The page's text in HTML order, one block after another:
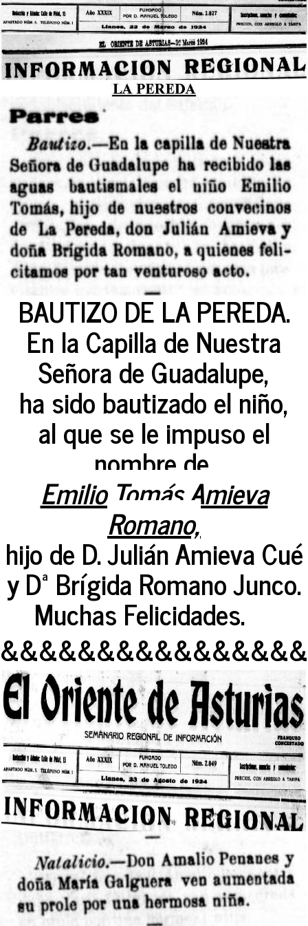
BAUTIZO DE LA PEREDA.
En la Capilla de Nuestra
Señora de Guadalupe,
ha sido bautizado el niño,
al que se le impuso el
nombre de,
Emilio Tomás Amieva
Romano,
hijo de D. Julián Amieva Cué
y Dª Brígida Romano Junco.
Muchas Felicidades.